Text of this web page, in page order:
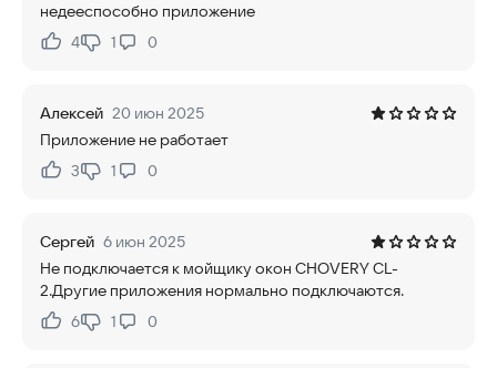
недееспособно приложение
Нравится:
4Не нравится:
1 0
Алексей 20 июн 2025
Приложение не работает
Нравится:
3Не нравится:
1 0
Сергей 6 июн 2025
Не подключается к мойщику окон CHOVERY CL-
2.Другие приложения нормально подключаются.
Нравится:
6Не нравится:
1 0